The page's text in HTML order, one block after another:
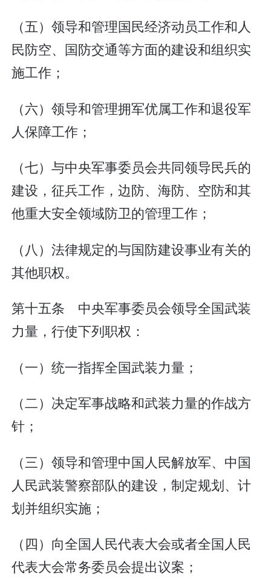
（五）领导和管理国民经济动员工作和人
民防空、国防交通等方面的建设和组织实
施工作；
（六）领导和管理拥军优属工作和退役军
人保障工作；
（七）与中央军事委员会共同领导民兵的
建设，征兵工作，边防、海防、空防和其
他重大安全领域防卫的管理工作；
（八）法律规定的与国防建设事业有关的
其他职权。
第十五条 中央军事委员会领导全国武装
力量，行使下列职权：
（一）统一指挥全国武装力量；
（二）决定军事战略和武装力量的作战方
针；
（三）领导和管理中国人民解放军、中国
人民武装警察部队的建设，制定规划、计
划并组织实施；
（四）向全国人民代表大会或者全国人民
代表大会常务委员会提出议案；